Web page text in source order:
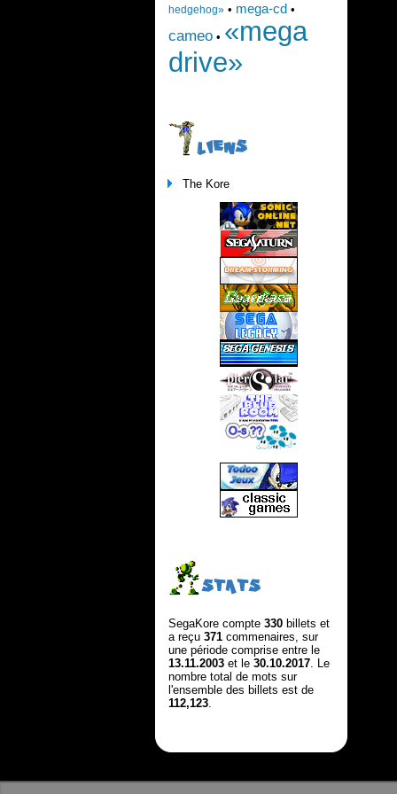
hedgehog» • mega-cd •
cameo • «mega
drive»
LIENS
The Kore
STATS
SegaKore compte330 billets et
a reçu371 commenaires, sur
une période comprise entre le
13.11.2003 et le30.10.2017. Le
nombre total de mots sur
l'ensemble des billets est de
112,123.